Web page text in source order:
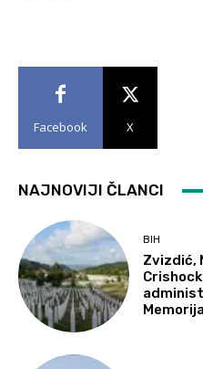
Facebook X
NAJNOVIJI ČLANCI
BIH
Zvizdić,